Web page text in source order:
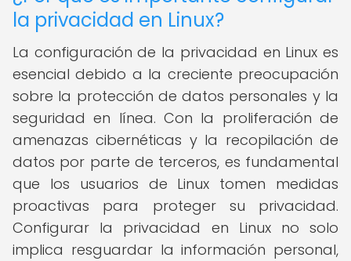
la privacidad en Linux?
La configuración de la privacidad en Linux es
esencial debido a la creciente preocupación
sobre la protección de datos personales y la
seguridad en línea. Con la proliferación de
amenazas cibernéticas y la recopilación de
datos por parte de terceros, es fundamental
que los usuarios de Linux tomen medidas
proactivas para proteger su privacidad.
Configurar la privacidad en Linux no solo
implica resguardar la información personal,